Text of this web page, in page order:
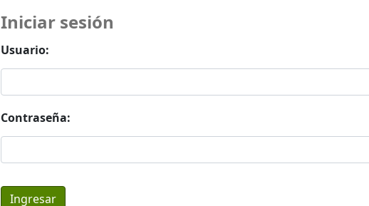
Iniciar sesión
Usuario:
Contraseña: